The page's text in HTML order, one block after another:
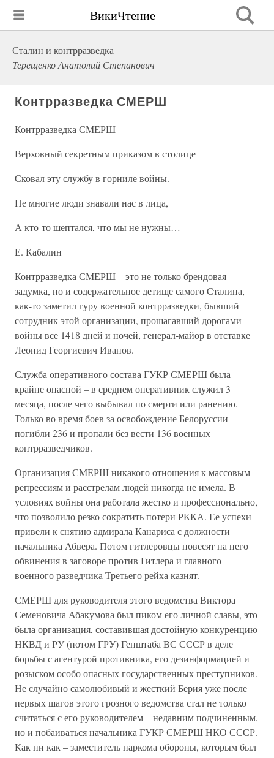
ВикиЧтение
Сталин и контрразведка
Терещенко Анатолий Степанович
Контрразведка СМЕРШ
Контрразведка СМЕРШ
Верховный секретным приказом в столице
Сковал эту службу в горниле войны.
Не многие люди знавали нас в лица,
А кто-то шептался, что мы не нужны…
Е. Кабалин
Контрразведка СМЕРШ – это не только брендовая
задумка, но и содержательное детище самого Сталина,
как-то заметил гуру военной контрразведки, бывший
сотрудник этой организации, прошагавший дорогами
войны все 1418 дней и ночей, генерал-майор в отставке
Леонид Георгиевич Иванов.
Служба оперативного состава ГУКР СМЕРШ была
крайне опасной – в среднем оперативник служил 3
месяца, после чего выбывал по смерти или ранению.
Только во время боев за освобождение Белоруссии
погибли 236 и пропали без вести 136 военных
контрразведчиков.
Организация СМЕРШ никакого отношения к массовым
репрессиям и расстрелам людей никогда не имела. В
условиях войны она работала жестко и профессионально,
что позволило резко сократить потери РККА. Ее успехи
привели к снятию адмирала Канариса с должности
начальника Абвера. Потом гитлеровцы повесят на него
обвинения в заговоре против Гитлера и главного
военного разведчика Третьего рейха казнят.
СМЕРШ для руководителя этого ведомства Виктора
Семеновича Абакумова был пиком его личной славы, это
была организация, составившая достойную конкуренцию
НКВД и РУ (потом ГРУ) Генштаба ВС СССР в деле
борьбы с агентурой противника, его дезинформацией и
розыском особо опасных государственных преступников.
Не случайно самолюбивый и жесткий Берия уже после
первых шагов этого грозного ведомства стал не только
считаться с его руководителем – недавним подчиненным,
но и побаиваться начальника ГУКР СМЕРШ НКО СССР.
Как ни как – заместитель наркома обороны, которым был